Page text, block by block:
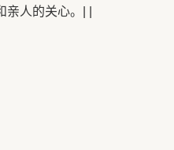
人的关心。| |